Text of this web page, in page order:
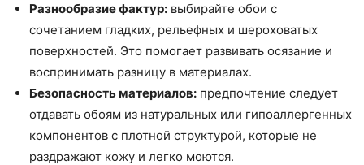
Разнообразие фактур: выбирайте обои с
сочетанием гладких, рельефных и шероховатых
поверхностей. Это помогает развивать осязание и
воспринимать разницу в материалах.
Безопасность материалов: предпочтение следует
отдавать обоям из натуральных или гипоаллергенных
компонентов с плотной структурой, которые не
раздражают кожу и легко моются.